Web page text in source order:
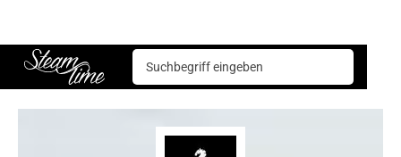
Steam time
Basen & Aromen Aromen
CLASSIC Dampf Co.
Tabak II 10ml Aroma by Classic Dampf